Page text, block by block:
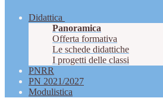
Didattica
Panoramica
Offerta formativa
Le schede didattiche
I progetti delle classi
PNRR
PN 2021/2027
Modulistica